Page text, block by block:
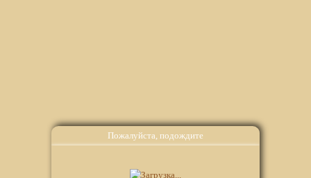
Пожалуйста, подождите